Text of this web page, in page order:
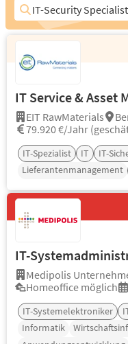
IT-Security
IT Service & Asset
EIT RawMaterials
79.920 €/Jahr
IT-Spezialist IT IT-
Lieferantenmanagement
IT-
Medipolis
Homeoffice möglich
IT-Systemelektroniker
Informatik